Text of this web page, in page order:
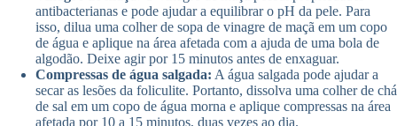
antibacterianas e pode ajudar a equilibrar o pH da pele. Para
isso, dilua uma colher de sopa de vinagre de maçã em um copo
de água e aplique na área afetada com a ajuda de uma bola de
algodão. Deixe agir por 15 minutos antes de enxaguar.
Compressas de água salgada: A água salgada pode ajudar a
secar as lesões da foliculite. Portanto, dissolva uma colher de chá
de sal em um copo de água morna e aplique compressas na área
afetada por 10 a 15 minutos, duas vezes ao dia.